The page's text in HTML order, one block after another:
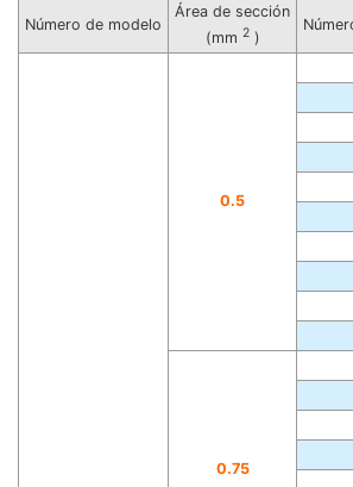
Número de modelo
Área de sección
(mm 2)
0.5
0.75